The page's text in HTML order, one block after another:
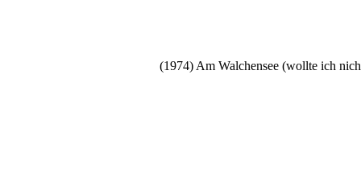
(1974) Am Walchensee (wollte ich